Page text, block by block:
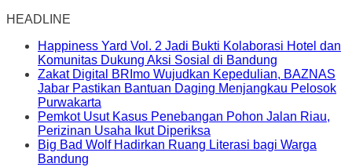
HEADLINE
Happiness Yard Vol. 2 Jadi Bukti Kolaborasi Hotel dan
Komunitas Dukung Aksi Sosial di Bandung
Zakat Digital BRImo Wujudkan Kepedulian, BAZNAS
Jabar Pastikan Bantuan Daging Menjangkau Pelosok
Purwakarta
Pemkot Usut Kasus Penebangan Pohon Jalan Riau,
Perizinan Usaha Ikut Diperiksa
Big Bad Wolf Hadirkan Ruang Literasi bagi Warga
Bandung